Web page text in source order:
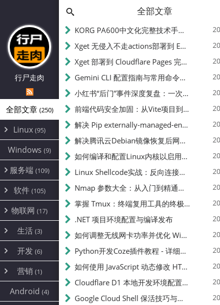
行尸走肉
全部文章 (250)
Linux (95)
Alpine
CentOS(17)
Debian(24)
ProxmoxVE
Ubuntu(7)
Windows (9)
服务端 (109)
环境配置
DD重装(3)
加速优化(34)
面板(12)
容器
游戏 (7)
饥荒(7)
云服务商(4)
WEB源码(6)
建站(5)
软件 (105)
安全(12)
办公(4)
图片 (2)
文件
系统 (35)
AI(10)
物联网 (17)
路由器
随身wifi(1)
mobile(14)
刷机
magisk
生活 (3)
线报
sim卡(1)
开发 (6)
编译
JavaScript(2)
python(2)
营销 (1)
公关(1)
SEO(1)
Android (4)
全部文章
KORG PA600中文化完整技术手册 - 从逆向到实现的全流程指南
Xget 无侵入不走actions部署到 EdgeOne Pages 指南
Xget 部署到 Cloudflare Pages 完整指南 - 无需修改源码的构建配置
Gemini CLI 配置指南与常用命令中文翻译 | API Key、MCP、代理设置
小红书“后门”事件深度复盘：一次沉默危机下的品牌、技术与流程三重考验
前端代码安全加固：从Vite项目到纯静态页面的深度混淆技术备忘
解决 Pip externally-managed-environment 错误：临时与永久绕过方案
解决腾讯云Debian镜像恢复后网络不通问题
如何编译和配置Linux内核以启用BBR2 | 内核编译教程
Linux Shellcode实战：反向连接、持久化、免杀技术详解（MSF,Cobalt Strike）- 从原理到C加载器实现
Nmap 参数大全：从入门到精通，掌握网络扫描的核心技巧
掌握 Tmux：终端复用工具的终极指南
.NET 项目环境配置与编译发布
如何调整无线网卡功率并优化 Wifite 的功率设置
Python开发Coze插件教程 - 详细步骤与注意事项
如何使用 JavaScript 动态修改 HTML 中的权限文本 | 前端开发教程
Cloudflare D1 本地开发环境配置指南 | CF Pages Local Development Guide
Google Cloud Shell 保活技巧与配额时间查看方法
📝
250
篇文章